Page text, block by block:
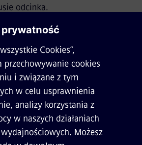
odcinka.
AC 100‘
D 43 i
i wykrywa i zlicza przejazdy
te informacje przez ISDN
wyposażenia Clearguard AC